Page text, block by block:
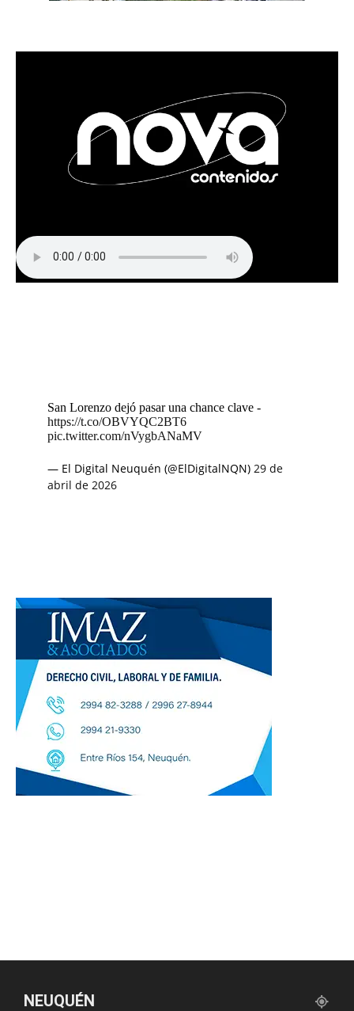
San Lorenzo dejó pasar una chance clave -
https://t.co/OBVYQC2BT6
pic.twitter.com/nVygbANaMV
— El Digital Neuquén (@ElDigitalNQN) 29 de
abril de 2026
NEUQUÉN